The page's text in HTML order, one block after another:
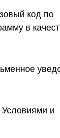
код по
в
Условиями и